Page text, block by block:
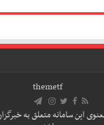
themetf
این سامانه متعلق به